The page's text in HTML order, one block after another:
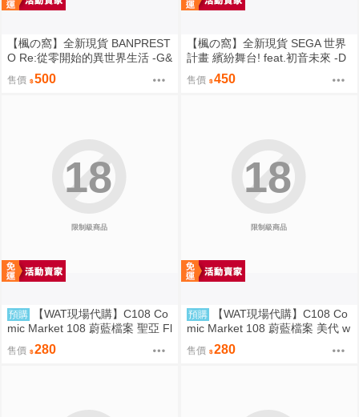
【楓の窩】全新現貨 BANPREST
O Re:從零開始的異世界生活 -G&
G- 雷姆 女僕ver.【日版】
售價 500
【楓の窩】全新現貨 SEGA 世界
計畫 繽紛舞台! feat.初音未來 -D
×D- 東雲繪名【日版】
售價 450
限制級商品
18
預購
【WAT現場代購】C108 Co
mic Market 108 蔚藍檔案 聖亞 Fl
oating Light
售價 280
限制級商品
18
預購
【WAT現場代購】C108 Co
mic Market 108 蔚藍檔案 美代 w
ild summer
售價 280